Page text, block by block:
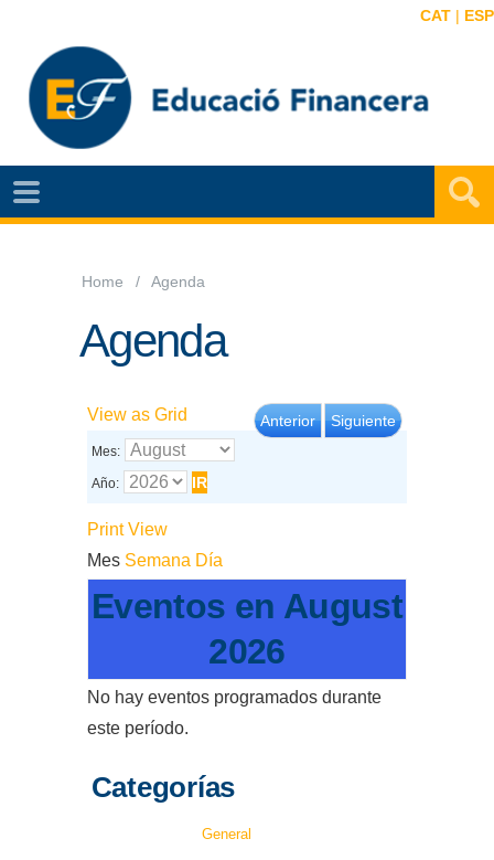
CAT | ESP
EF
IEF
Home Agenda
Agenda
Anterior Siguiente
View as Grid
Mes:
Año:
PrintView
Mes Semana Día
Eventos en August
2026
No hay eventos programados durante
este período.
Categorías
General